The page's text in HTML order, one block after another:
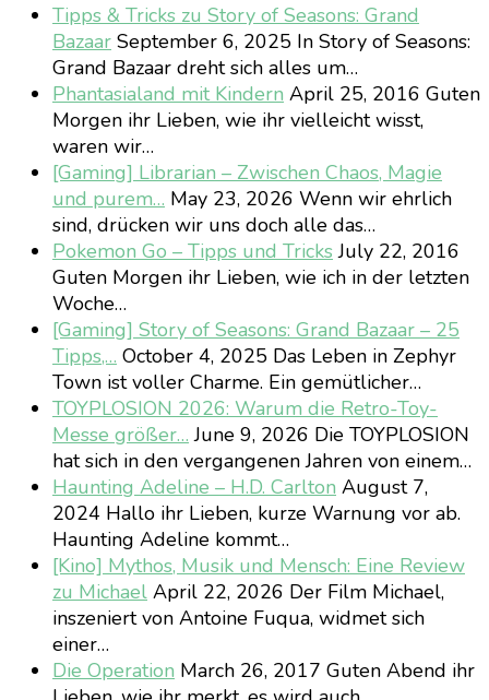
Tipps & Tricks zu Story of Seasons: Grand
Bazaar September 6, 2025 In Story of Seasons:
Grand Bazaar dreht sich alles um…
Phantasialand mit Kindern April 25, 2016 Guten
Morgen ihr Lieben, wie ihr vielleicht wisst,
waren wir…
[Gaming] Librarian – Zwischen Chaos, Magie
und purem… May 23, 2026 Wenn wir ehrlich
sind, drücken wir uns doch alle das…
Pokemon Go – Tipps und TricksJuly 22, 2016
Guten Morgen ihr Lieben, wie ich in der letzten
Woche…
[Gaming] Story of Seasons: Grand Bazaar – 25
Tipps,… October 4, 2025 Das Leben in Zephyr
Town ist voller Charme. Ein gemütlicher…
TOYPLOSION 2026: Warum die Retro-Toy-
Messe größer… June 9, 2026 Die TOYPLOSION
hat sich in den vergangenen Jahren von einem…
Haunting Adeline – H.D. Carlton August 7,
2024 Hallo ihr Lieben, kurze Warnung vor ab.
Haunting Adeline kommt…
[Kino] Mythos, Musik und Mensch: Eine Review
zu Michael April 22, 2026 Der Film Michael,
inszeniert von Antoine Fuqua, widmet sich
einer…
Die Operation March 26, 2017 Guten Abend ihr